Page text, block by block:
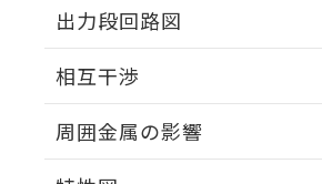
出力段回路図
相互干渉
周囲金属の影響